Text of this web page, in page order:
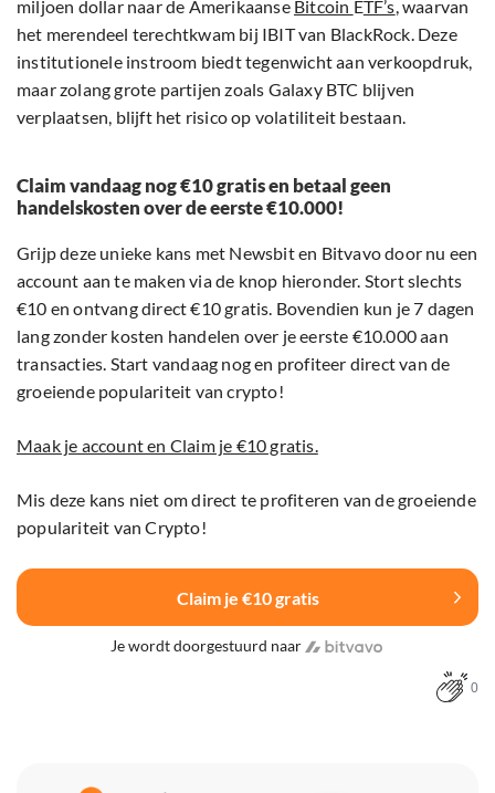
miljoen dollar naar de Amerikaanse Bitcoin ETF’s, waarvan
het merendeel terechtkwam bij IBIT van BlackRock. Deze
institutionele instroom biedt tegenwicht aan verkoopdruk,
maar zolang grote partijen zoals Galaxy BTC blijven
verplaatsen, blijft het risico op volatiliteit bestaan.
Claim vandaag nog €10 gratis en betaal geen
handelskosten over de eerste €10.000!
Grijp deze unieke kans met Newsbit en Bitvavo door nu een
account aan te maken via de knop hieronder. Stort slechts
€10 en ontvang direct €10 gratis. Bovendien kun je 7 dagen
lang zonder kosten handelen over je eerste €10.000 aan
transacties. Start vandaag nog en profiteer direct van de
groeiende populariteit van crypto!
Maak je account en Claim je €10 gratis.
Mis deze kans niet om direct te profiteren van de groeiende
populariteit van Crypto!
Claim je €10 gratis
Je wordt doorgestuurd naar
0